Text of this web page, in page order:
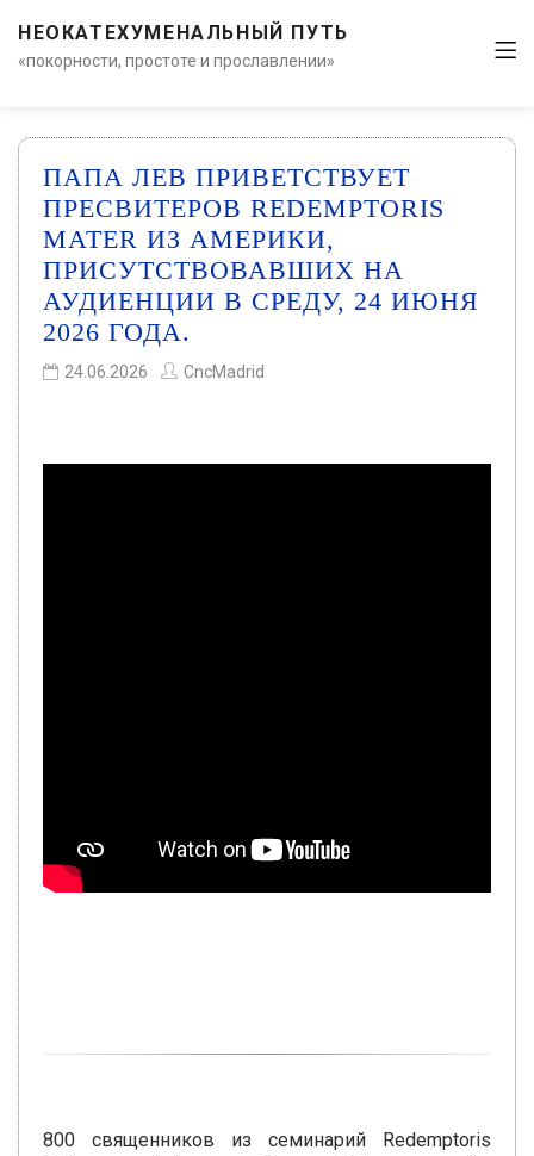
НЕОКАТЕХУМЕНАЛЬНЫЙ ПУТЬ
«покорности, простоте и прославлении»
ПАПА ЛЕВ ПРИВЕТСТВУЕТ
ПРЕСВИТЕРОВ REDEMPTORIS
MATER ИЗ АМЕРИКИ,
ПРИСУТСТВОВАВШИХ НА
АУДИЕНЦИИ В СРЕДУ, 24 ИЮНЯ
2026 ГОДА.
24.06.2026 CncMadrid
800 священников из семинарий Redemptoris